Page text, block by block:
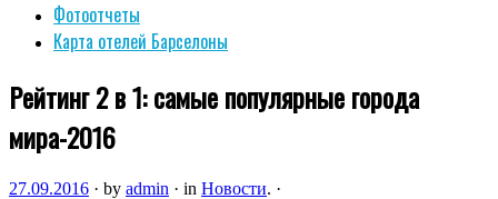
Фотоотчеты
Карта отелей Барселоны
Рейтинг 2 в 1: самые популярные города
мира-2016
27.09.2016 · by admin · in Новости. ·